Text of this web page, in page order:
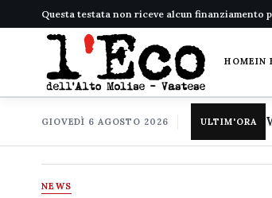
Questa testata non riceve alcun finanziamento
HOMEIN
GIOVEDÌ 6 AGOSTO 2026 ULTIM'ORA
NEWS